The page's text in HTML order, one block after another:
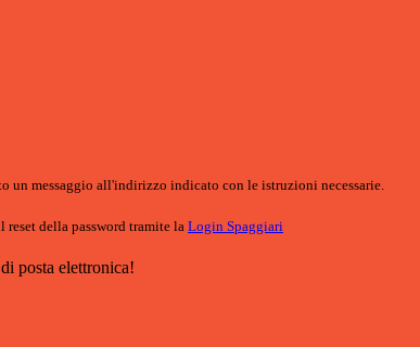
un messaggio all'indirizzo indicato con le istruzioni necessarie.
reset della password tramite la Login Spaggiari
posta elettronica!